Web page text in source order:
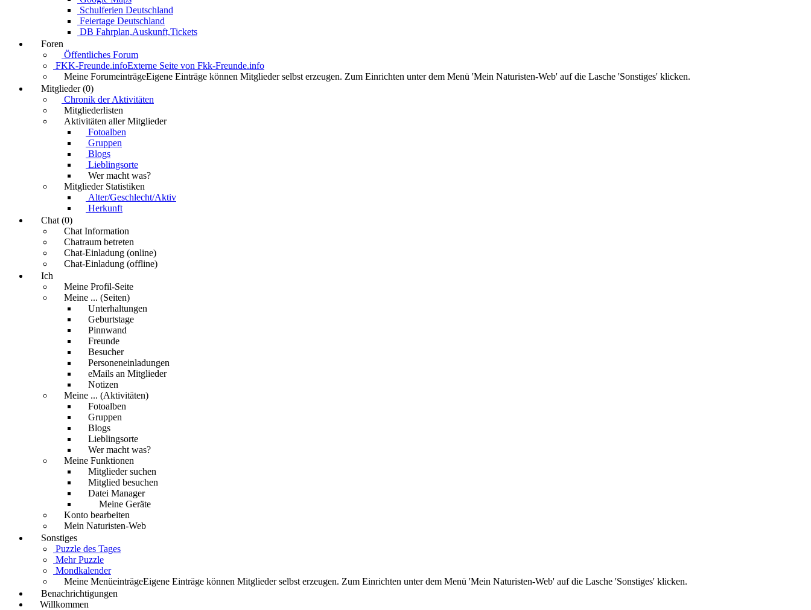
Schulferien Deutschland
Feiertage Deutschland
DB Fahrplan,Auskunft,Tickets
Foren
Öffentliches Forum
FKK-Freunde.infoExterne Seite von Fkk-Freunde.info
Meine ForumeinträgeEigene Einträge können Mitglieder selbst erzeugen. Zum Einrichten unter dem Menü 'Mein Naturisten-Web' auf die Lasche 'Sonstiges' klicken.
Mitglieder (0)
Chronik der Aktivitäten
Mitgliederlisten
Aktivitäten aller Mitglieder
Fotoalben
Gruppen
Blogs
Lieblingsorte
Wer macht was?
Mitglieder Statistiken
Alter/Geschlecht/Aktiv
Herkunft
Chat (0)
Chat Information
Chatraum betreten
Chat-Einladung (online)
Chat-Einladung (offline)
Ich
Meine Profil-Seite
Meine ... (Seiten)
Unterhaltungen
Geburtstage
Pinnwand
Freunde
Besucher
Personeneinladungen
eMails an Mitglieder
Notizen
Meine ... (Aktivitäten)
Fotoalben
Gruppen
Blogs
Lieblingsorte
Wer macht was?
Meine Funktionen
Mitglieder suchen
Mitglied besuchen
Datei Manager
Meine Geräte
Konto bearbeiten
Mein Naturisten-Web
Sonstiges
Puzzle des Tages
Mehr Puzzle
Mondkalender
Meine MenüeinträgeEigene Einträge können Mitglieder selbst erzeugen. Zum Einrichten unter dem Menü 'Mein Naturisten-Web' auf die Lasche 'Sonstiges' klicken.
Benachrichtigungen
Willkommen